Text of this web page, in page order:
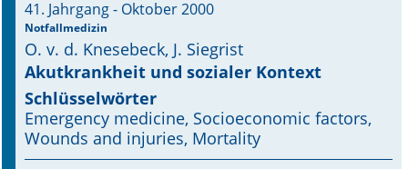
Suche
Aktuelle Ausgabe
Leitlinien
Archiv
41. Jahrgang - Oktober 2000
Notfallmedizin
O. v. d. Knesebeck, J. Siegrist
Akutkrankheit und sozialer Kontext
Schlüsselwörter
Emergency medicine, Socioeconomic factors,
Wounds and injuries, Mortality